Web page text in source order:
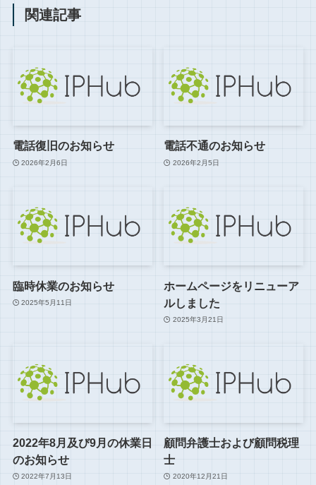
関連記事
電話復旧のお知らせ
2026年2月6日
電話不通のお知らせ
2026年2月5日
臨時休業のお知らせ
2025年5月11日
ホームページをリニューア
ルしました
2025年3月21日
2022年8月及び9月の休業日
のお知らせ
2022年7月13日
顧問弁護士および顧問税理
士
2020年12月21日